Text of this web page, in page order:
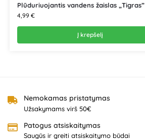
Plūduriuojantis vandens žaislas „Tigras”
4,99 €
Į krepšelį
Nemokamas pristatymas
Užsakymams virš 50€
Patogus atsiskaitymas
Saugūs ir greiti atsiskaitymo būdai